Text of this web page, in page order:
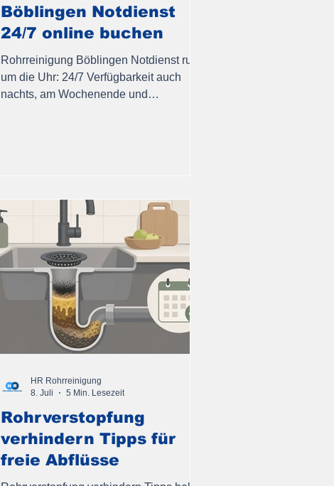
Böblingen Notdienst
24/7 online buchen
Rohrreinigung Böblingen Notdienst rund
um die Uhr: 24/7 Verfügbarkeit auch
nachts, am Wochenende und
Rohrverstopfung
verhindern Tipps für
freie Abflüsse
HR Rohrreinigung
8. Juli
5 Min. Lesezeit